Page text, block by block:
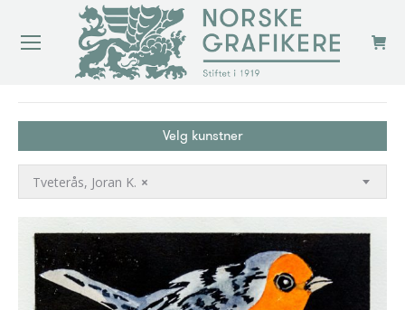
Velg kunstner
×
Tveterås, Joran K.